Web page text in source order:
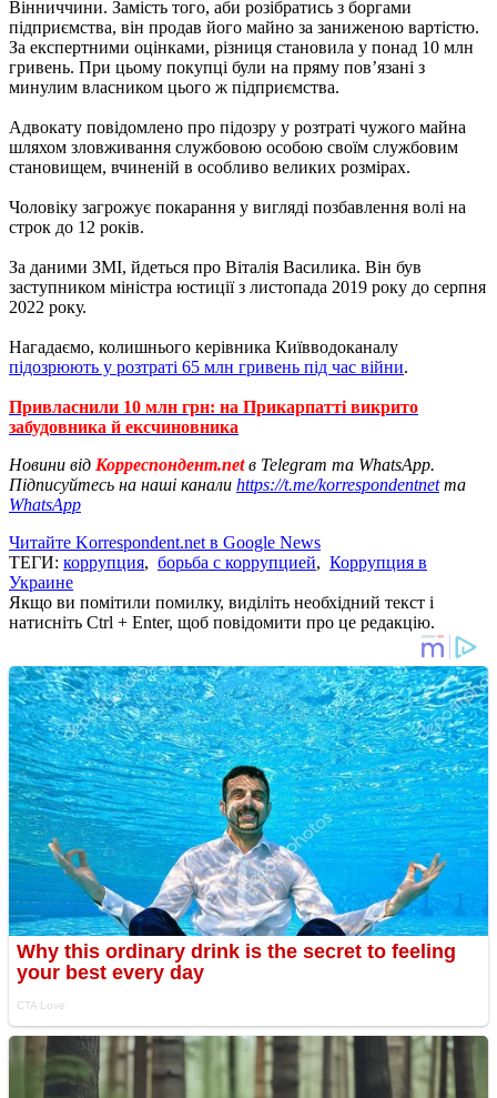
Вінниччини. Замість того, аби розібратись з боргами
підприємства, він продав його майно за заниженою вартістю.
За експертними оцінками, різниця становила у понад 10 млн
гривень. При цьому покупці були на пряму пов’язані з
минулим власником цього ж підприємства.
Адвокату повідомлено про підозру у розтраті чужого майна
шляхом зловживання службовою особою своїм службовим
становищем, вчиненій в особливо великих розмірах.
Чоловіку загрожує покарання у вигляді позбавлення волі на
строк до 12 років.
За даними ЗМІ, йдеться про Віталія Василика. Він був
заступником міністра юстиції з листопада 2019 року до серпня
2022 року.
Нагадаємо, колишнього керівника Київводоканалу
підозрюють у розтраті 65 млн гривень під час війни.
Привласнили 10 млн грн: на Прикарпатті викрито
забудовника й ексчиновника
Новини від Корреспондент.netв Telegram та WhatsApp.
Підписуйтесь на наші канали https://t.me/korrespondentnetта
WhatsApp
Читайте Korrespondent.net в Google News
ТЕГИ: коррупция, борьба с коррупцией, Коррупция в
Украине
Якщо ви помітили помилку, виділіть необхідний текст і
натисніть Ctrl + Enter, щоб повідомити про це редакцію.